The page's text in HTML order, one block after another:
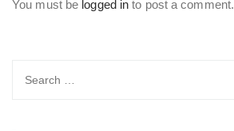
You must be logged in to post a comment.